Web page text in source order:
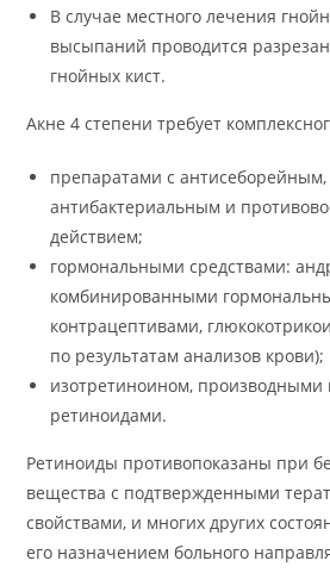
В случае местного лечения
высыпаний проводится
гнойных кист.
Акне 4 степени требует
препаратами с
антибактериальным и
действием;
гормональными средствами:
комбинированными
контрацептивами,
по результатам анализов крови);
изотретиноином,
ретиноидами.
Ретиноиды противопоказаны при
вещества с подтвержденными
свойствами, и многих других
его назначением больного